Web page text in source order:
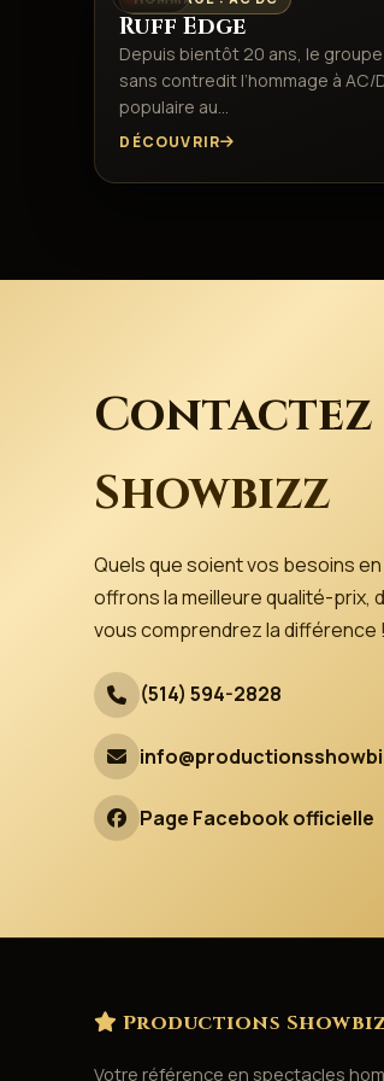
Ruff Edge
Depuis bientôt 20 ans, le groupe
sans contredit l’hommage à AC/
populaire au…
DÉCOUVRIR
Contactez
Showbizz
Quels que soient vos besoins
offrons la meilleure qualité-
vous comprendrez la différence !
(514) 594-2828
Page Facebook officielle
Productions
Votre référence en spectacles